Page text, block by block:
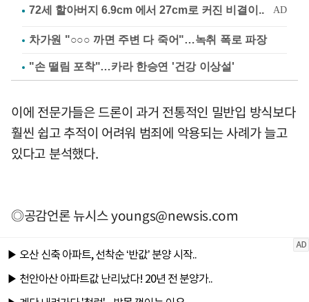
차가원 "○○○ 까면 주변 다 죽어"…녹취 폭로 파장
"손 떨림 포착"…카라 한승연 '건강 이상설'
이에 전문가들은 드론이 과거 전통적인 밀반입 방식보다
훨씬 쉽고 추적이 어려워 범죄에 악용되는 사례가 늘고
있다고 분석했다.
◎공감언론 뉴시스youngs@newsis.com